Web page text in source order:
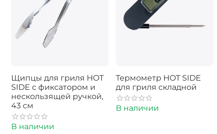
Щипцы для гриля HOT
SIDE с фиксатором и
нескользящей ручкой,
43 см
В наличии
Термометр HOT SIDE
для гриля складной
В наличии